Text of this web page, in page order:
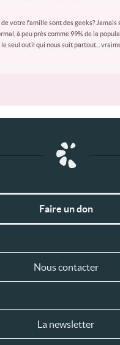
de votre famille sont des geeks? Jamais
à peu près comme 99% de la
seul outil qui nous suit partout...
Faire un don
Nous contacter
La newsletter